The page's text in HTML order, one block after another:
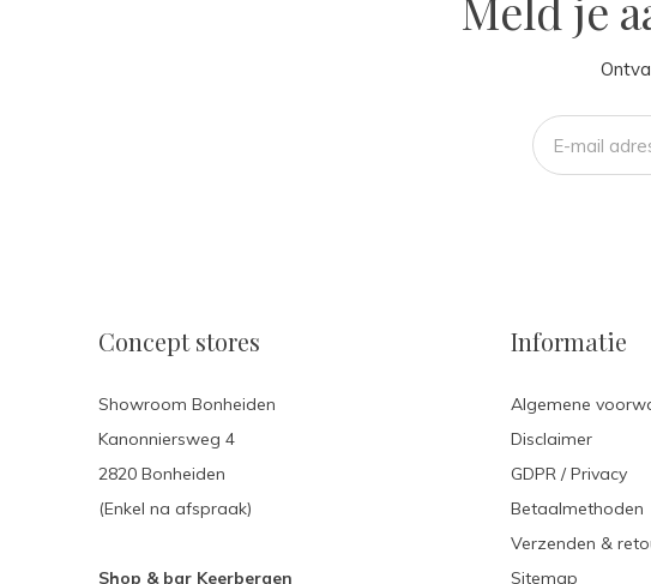
Concept stores
Showroom Bonheiden
Kanonniersweg 4
2820 Bonheiden
(Enkel na afspraak)
Shop & bar Keerbergen
Informatie
Algemene
Disclaimer
GDPR / Privacy
Betaalmethoden
Verzenden &
Sitemap